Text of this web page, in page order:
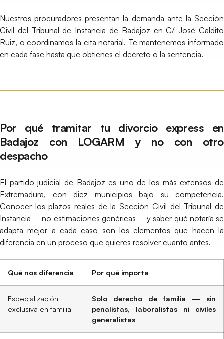
Nuestros procuradores presentan la demanda ante la Sección
Civil del Tribunal de Instancia de Badajoz en C/ José Caldito
Ruiz, o coordinamos la cita notarial. Te mantenemos informado
en cada fase hasta que obtienes el decreto o la sentencia.
Por qué tramitar tu divorcio express en
Badajoz con LOGARM y no con otro
despacho
El partido judicial de Badajoz es uno de los más extensos de
Extremadura, con diez municipios bajo su competencia.
Conocer los plazos reales de la Sección Civil del Tribunal de
Instancia —no estimaciones genéricas— y saber qué notaría se
adapta mejor a cada caso son los elementos que hacen la
diferencia en un proceso que quieres resolver cuanto antes.
Qué nos diferencia Por qué importa
Especialización
exclusiva en familia
Solo derecho de familia — sin
penalistas, laboralistas ni civiles
generalistas